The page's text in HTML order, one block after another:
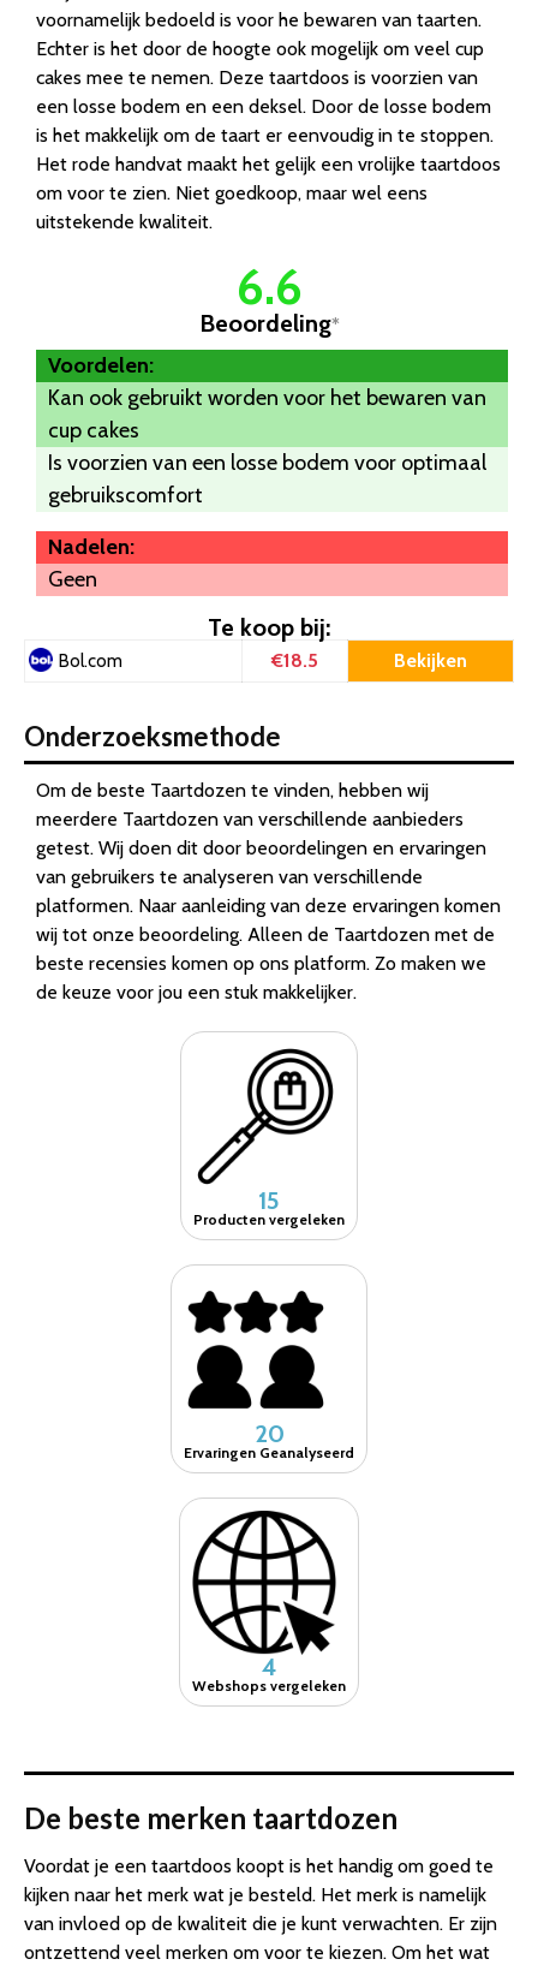
voornamelijk bedoeld is voor he bewaren van taarten.
Echter is het door de hoogte ook mogelijk om veel cup
cakes mee te nemen. Deze taartdoos is voorzien van
een losse bodem en een deksel. Door de losse bodem
is het makkelijk om de taart er eenvoudig in te stoppen.
Het rode handvat maakt het gelijk een vrolijke taartdoos
om voor te zien. Niet goedkoop, maar wel eens
uitstekende kwaliteit.
6.6
Beoordeling*
Voordelen:
Kan ook gebruikt worden voor het bewaren van
cup cakes
Is voorzien van een losse bodem voor optimaal
gebruikscomfort
Nadelen:
Geen
Te koop bij:
Bol.com €18.5 Bekijken
Onderzoeksmethode
Om de beste Taartdozen te vinden, hebben wij
meerdere Taartdozen van verschillende aanbieders
getest. Wij doen dit door beoordelingen en ervaringen
van gebruikers te analyseren van verschillende
platformen. Naar aanleiding van deze ervaringen komen
wij tot onze beoordeling. Alleen de Taartdozen met de
beste recensies komen op ons platform. Zo maken we
de keuze voor jou een stuk makkelijker.
15
Producten vergeleken
20
Ervaringen Geanalyseerd
4
Webshops vergeleken
De beste merken taartdozen
Voordat je een taartdoos koopt is het handig om goed te
kijken naar het merk wat je besteld. Het merk is namelijk
van invloed op de kwaliteit die je kunt verwachten. Er zijn
ontzettend veel merken om voor te kiezen. Om het wat